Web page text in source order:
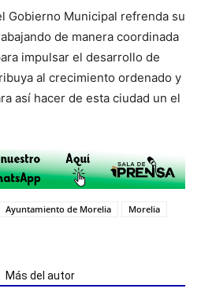
Gobierno Municipal refrenda su
de manera coordinada
impulsar el desarrollo de
al crecimiento ordenado y
así hacer de esta ciudad un el
Ayuntamiento de Morelia
Morelia
Más del autor